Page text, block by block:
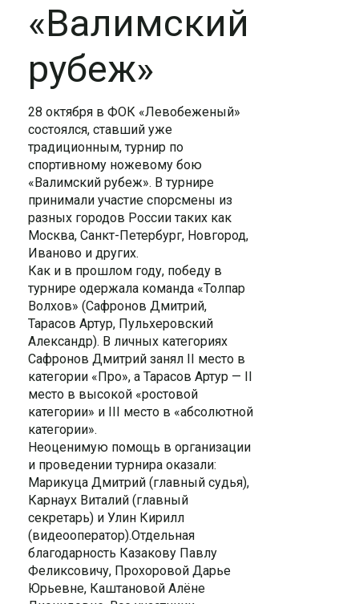
«Валимский
рубеж»
28 октября в ФОК «Левобеженый»
состоялся, ставший уже
традиционным, турнир по
спортивному ножевому бою
«Валимский рубеж». В турнире
принимали участие спорсмены из
разных городов России таких как
Москва, Санкт-Петербург, Новгород,
Иваново и других.
Как и в прошлом году, победу в
турнире одержала команда «Толпар
Волхов» (Сафронов Дмитрий,
Тарасов Артур, Пульхеровский
Александр). В личных категориях
Сафронов Дмитрий занял II место в
категории «Про», а Тарасов Артур — II
место в высокой «ростовой
категории» и III место в «абсолютной
категории».
Неоценимую помощь в организации
и проведении турнира оказали:
Марикуца Дмитрий (главный судья),
Карнаух Виталий (главный
секретарь) и Улин Кирилл
(видеооператор).Отдельная
благодарность Казакову Павлу
Феликсовичу, Прохоровой Дарье
Юрьевне, Каштановой Алёне